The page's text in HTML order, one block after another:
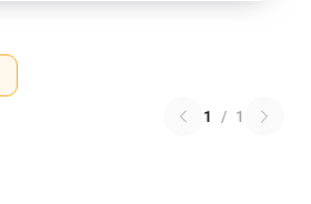
1 / 1